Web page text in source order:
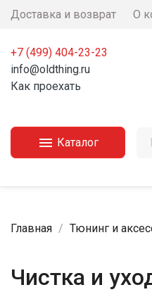
Доставка и возврат О
+7 (499) 404-23-23‬
info@oldthing.ru
Как проехать
 Каталог
Главная Тюнинг и
Чистка и